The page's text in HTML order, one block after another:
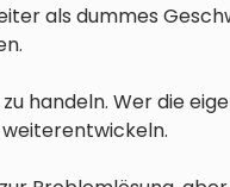
als dummes
handeln. Wer die